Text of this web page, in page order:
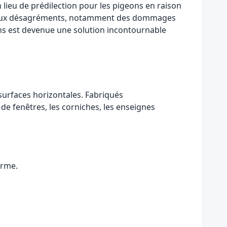
lieu de prédilection pour les pigeons en raison
désagréments, notamment des dommages
est devenue une solution incontournable
horizontales. Fabriqués
fenêtres, les corniches, les enseignes